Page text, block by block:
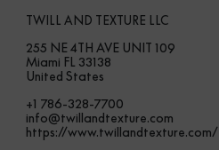
TWILL AND TEXTURE LLC
255 NE 4TH AVE UNIT 109
Miami FL 33138
United States
+1 786-328-7700
info@twillandtexture.com
https://www.twillandtexture.com/